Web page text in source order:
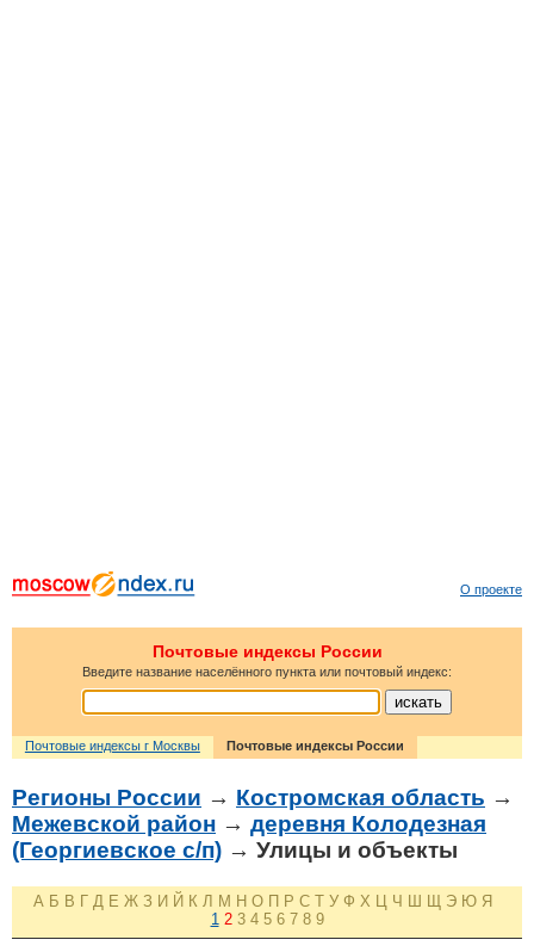
О проекте
Почтовые индексы России
Введите название населённого пункта или почтовый индекс:
Почтовые индексы г Москвы Почтовые индексы России
Регионы России → Костромская область →
Межевской район → деревня Колодезная
(Георгиевское с/п) → Улицы и объекты
А Б В Г Д Е Ж З И Й К Л М Н О П Р С Т У Ф Х Ц Ч Ш Щ Э Ю Я
1 2 3 4 5 6 7 8 9